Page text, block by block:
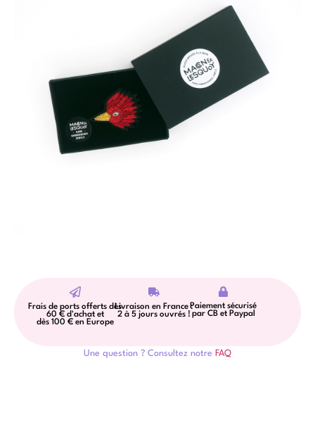
Frais de ports offerts dès
60 € d'achat et
dès 100 € en Europe
Livraison en France :
2 à 5 jours ouvrés !
Paiement sécurisé
par CB et Paypal
Une question ? Consultez notre FAQ